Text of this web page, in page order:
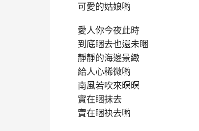
可愛的姑娘喲
愛人你今夜此時
到底睏去也還未睏
靜靜的海邊景緻
給人心稀微喲
南風若吹來暝暝
實在睏抹去
實在睏袂去喲